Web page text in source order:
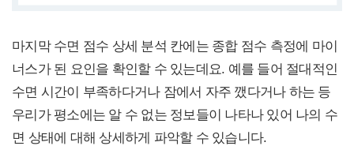
마지막 수면 점수 상세 분석 칸에는 종합 점수 측정에 마이
너스가 된 요인을 확인할 수 있는데요. 예를 들어 절대적인
수면 시간이 부족하다거나 잠에서 자주 깼다거나 하는 등
우리가 평소에는 알 수 없는 정보들이 나타나 있어 나의 수
면 상태에 대해 상세하게 파악할 수 있습니다.